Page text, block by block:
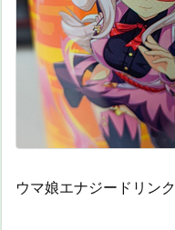
ウマ娘エナジードリンク